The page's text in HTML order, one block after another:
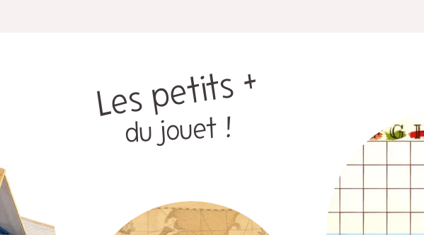
Les petits +
du jouet !